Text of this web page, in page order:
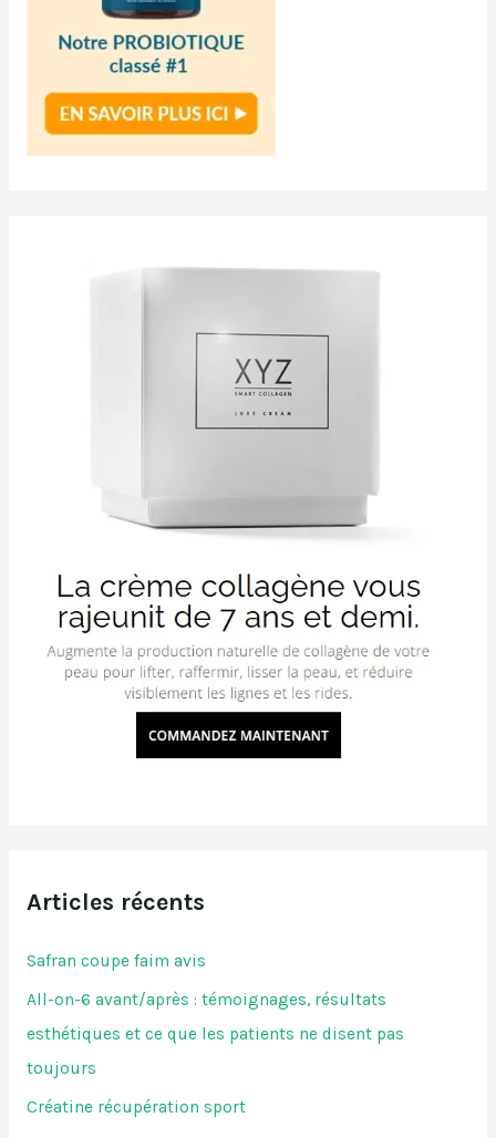
Articles récents
Safran coupe faim avis
All-on-6 avant/après : témoignages, résultats
esthétiques et ce que les patients ne disent pas
toujours
Créatine récupération sport